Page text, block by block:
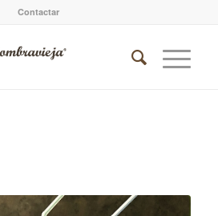
Contactar